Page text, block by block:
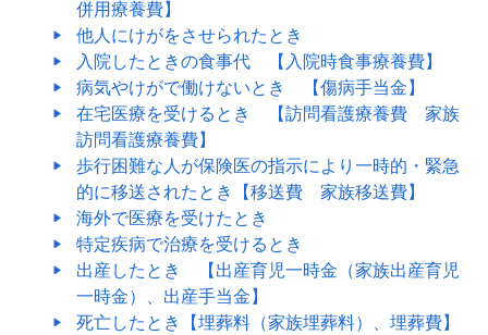
併用療養費】
他人にけがをさせられたとき
入院したときの食事代 【入院時食事療養費】
病気やけがで働けないとき 【傷病手当金】
在宅医療を受けるとき 【訪問看護療養費 家族
訪問看護療養費】
歩行困難な人が保険医の指示により一時的・緊急
的に移送されたとき【移送費 家族移送費】
海外で医療を受けたとき
特定疾病で治療を受けるとき
出産したとき 【出産育児一時金（家族出産育児
一時金）、出産手当金】
死亡したとき【埋葬料（家族埋葬料）、埋葬費】